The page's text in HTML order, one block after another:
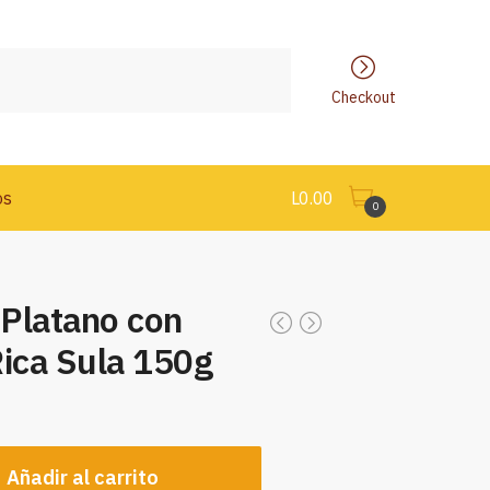
Checkout
L0.00 0
con
Sula 150g
Añadir al carrito